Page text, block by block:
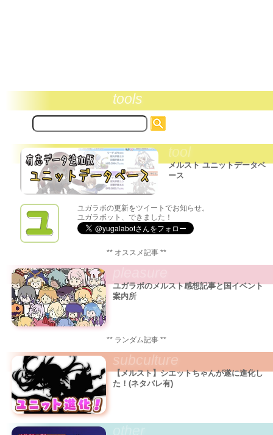
tools
サ
イ
内
検
索:
tool
メルスト ユニットデータベ
ース
ユガラボの更新をツイートでお知らせ。
ユガラボット、できました！
** オススメ記事 **
ユガラボのメルスト感想記事と国イベント
案内所
** ランダム記事 **
subculture
【メルスト】シエットちゃんが遂に進化し
た！(ネタバレ有)